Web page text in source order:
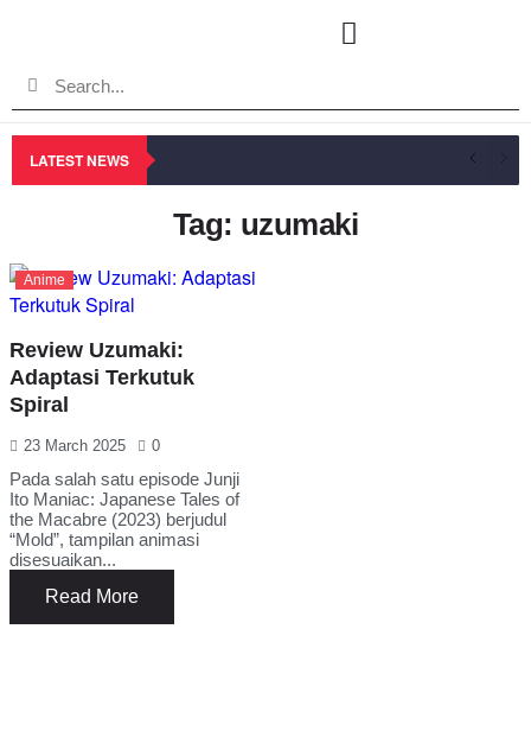
LATEST NEWS
Tag: uzumaki
Anime
Review Uzumaki:
Adaptasi Terkutuk
Spiral
23 March 2025 0
Pada salah satu episode Junji
Ito Maniac: Japanese Tales of
the Macabre (2023) berjudul
“Mold”, tampilan animasi
disesuaikan...
Read More